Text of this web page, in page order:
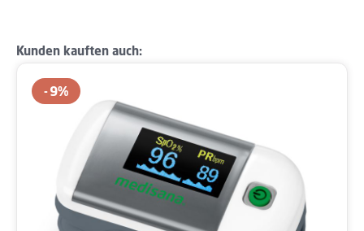
Produktgalerie überspringen
Kunden kauften auch:
9%